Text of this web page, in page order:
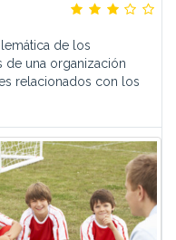
de los
de una organización
relacionados con los